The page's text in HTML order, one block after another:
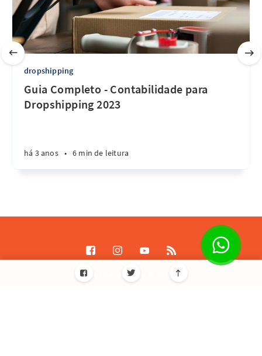
dropshipping
Guia Completo - Contabilidade para
Dropshipping 2023
há 3 anos • 6 min de leitura
Destrave Escale © 2026